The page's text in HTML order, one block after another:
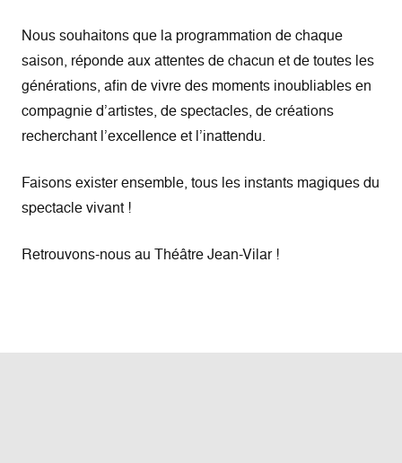
Nous souhaitons que la programmation de chaque
saison, réponde aux attentes de chacun et de toutes les
générations, afin de vivre des moments inoubliables en
compagnie d’artistes, de spectacles, de créations
recherchant l’excellence et l’inattendu.
Faisons exister ensemble, tous les instants magiques du
spectacle vivant !
Retrouvons-nous au Théâtre Jean-Vilar !